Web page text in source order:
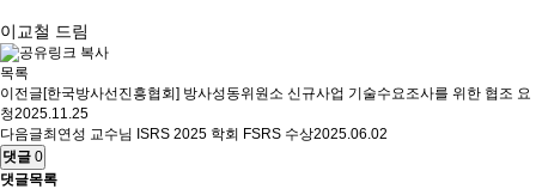
이교철 드림
목록
이전글[한국방사선진흥협회] 방사성동위원소 신규사업 기술수요조사를 위한 협조 요
청2025.11.25
다음글최연성 교수님 ISRS 2025 학회 FSRS 수상2025.06.02
댓글 0
댓글목록